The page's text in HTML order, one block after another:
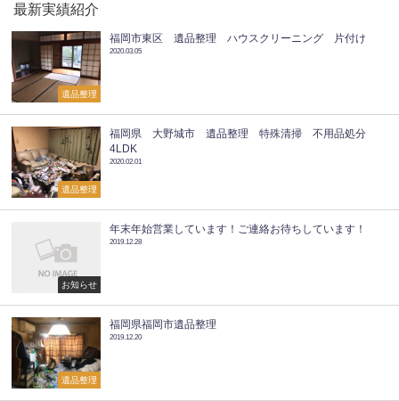
最新実績紹介
遺品整理
福岡市東区 遺品整理 ハウスクリーニング 片付け
2020.03.05
遺品整理
福岡県 大野城市 遺品整理 特殊清掃 不用品処分
4LDK
2020.02.01
お知らせ
年末年始営業しています！ご連絡お待ちしています！
2019.12.28
遺品整理
福岡県福岡市遺品整理
2019.12.20